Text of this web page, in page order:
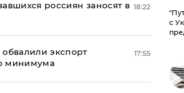
россиян заносят в 18:22
экспорт
минимума
17:55
с